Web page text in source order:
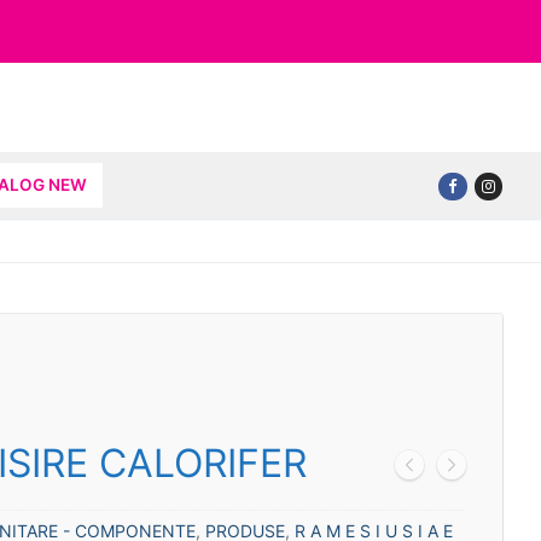
NEW
CALORIFER
- COMPONENTE, PRODUSE, R A M E S I U S I A E